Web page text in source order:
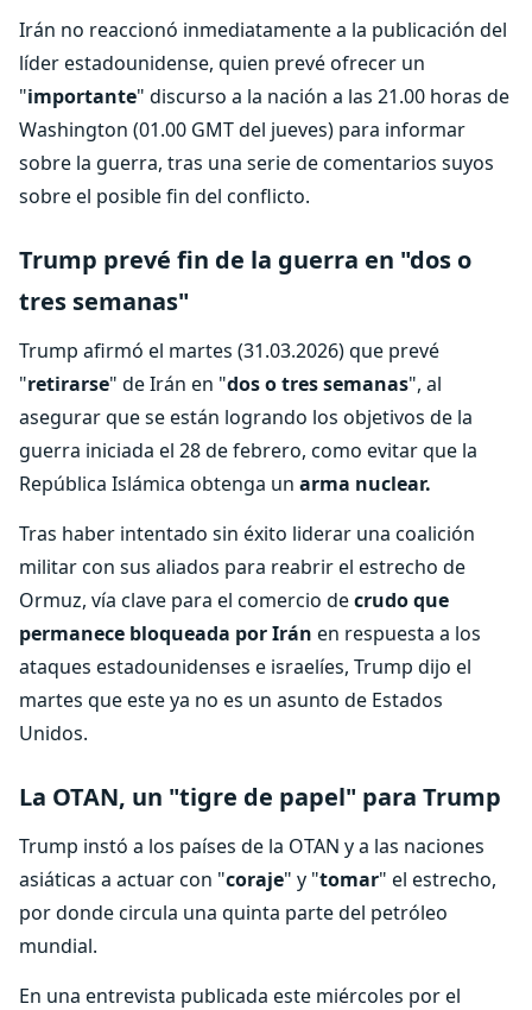
Irán no reaccionó inmediatamente a la publicación del
líder estadounidense, quien prevé ofrecer un
"importante" discurso a la nación a las 21.00 horas de
Washington (01.00 GMT del jueves) para informar
sobre la guerra, tras una serie de comentarios suyos
sobre el posible fin del conflicto.
Trump prevé fin de la guerra en "dos o
tres semanas"
Trump afirmó el martes (31.03.2026) que prevé
"retirarse" de Irán en "dos o tres semanas", al
asegurar que se están logrando los objetivos de la
guerra iniciada el 28 de febrero, como evitar que la
República Islámica obtenga un arma nuclear.
Tras haber intentado sin éxito liderar una coalición
militar con sus aliados para reabrir el estrecho de
Ormuz, vía clave para el comercio decrudo que
permanece bloqueada por Irán en respuesta a los
ataques estadounidenses e israelíes, Trump dijo el
martes que este ya no es un asunto de Estados
Unidos.
La OTAN, un "tigre de papel" para Trump
Trump instó a los países de la OTAN y a las naciones
asiáticas a actuar con "coraje" y "tomar" el estrecho,
por donde circula una quinta parte del petróleo
mundial.
En una entrevista publicada este miércoles por el